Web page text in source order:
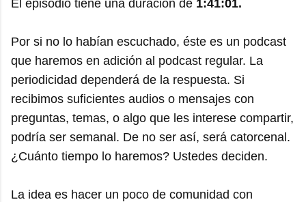
El episodio tiene una duración de 1:41:01.
Por si no lo habían escuchado, éste es un podcast
que haremos en adición al podcast regular. La
periodicidad dependerá de la respuesta. Si
recibimos suficientes audios o mensajes con
preguntas, temas, o algo que les interese compartir,
podría ser semanal. De no ser así, será catorcenal.
¿Cuánto tiempo lo haremos? Ustedes deciden.
La idea es hacer un poco de comunidad con